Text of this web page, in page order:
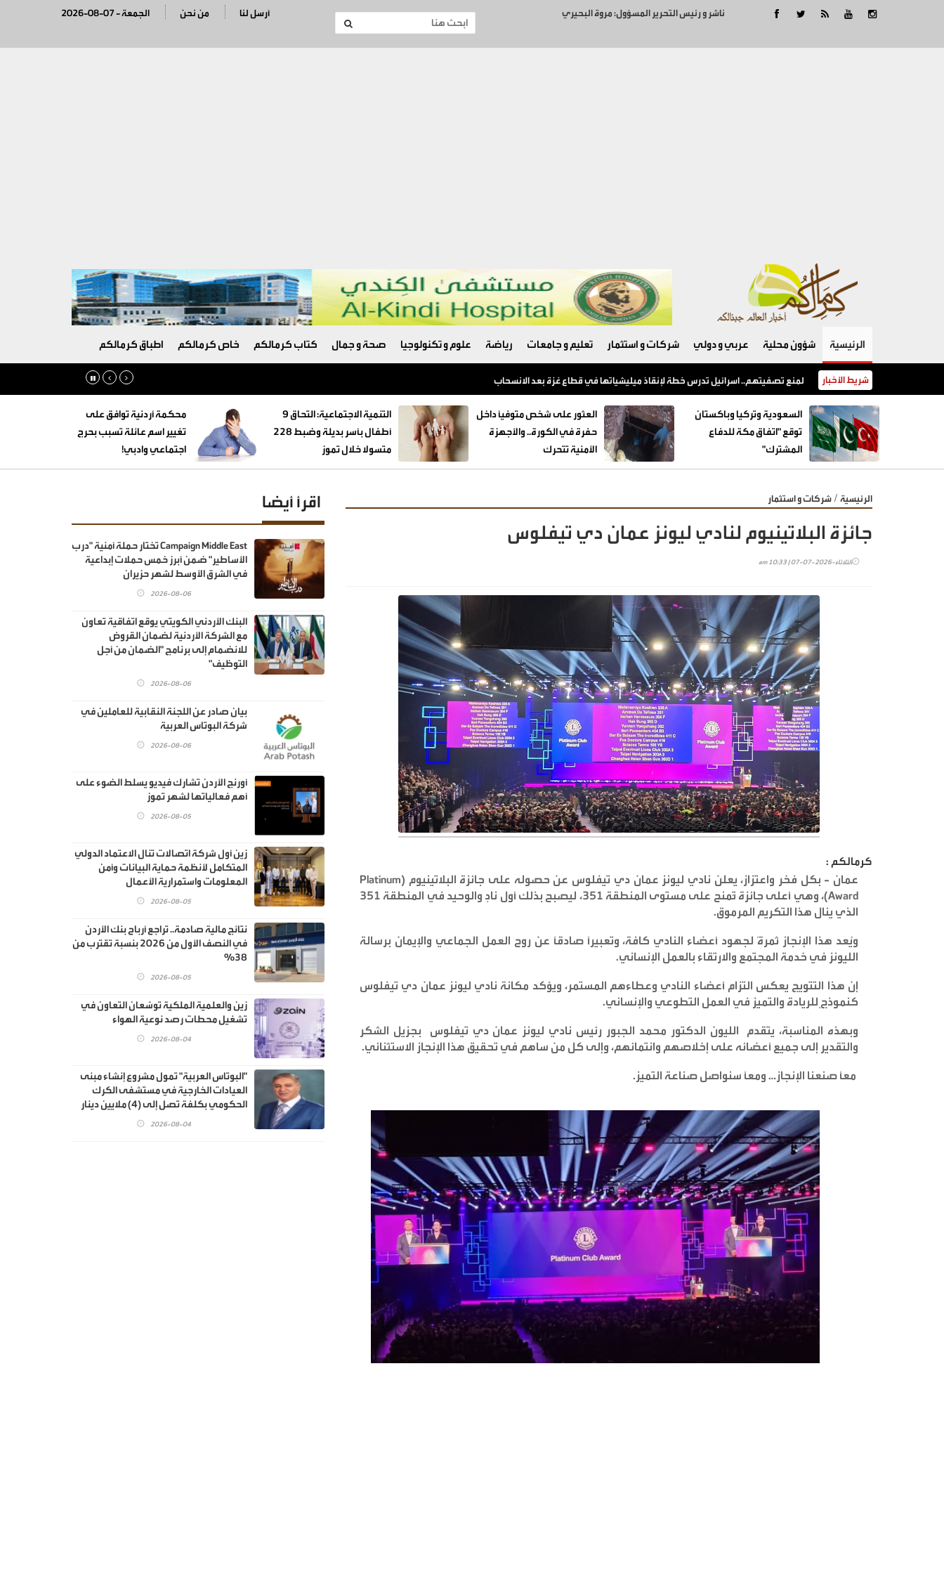
ناشر و رئيس التحرير المسؤول: مروة البحيري 2026-08-07 - الجمعة من نحن أرسل لنا
الرئيسية شؤون محلية عربي و دولي شركات و استثمار تعليم و جامعات رياضة علوم و تكنولوجيا صحة و جمال كتاب كرمالكم خاص كرمالكم اطباق كرمالكم
شريط الأخبار السعودية وتركيا وباكستان توقع "اتفاق مكة للدفاع المشترك"
السعودية وتركيا وباكستان
توقع "اتفاق مكة للدفاع
المشترك"
العثور على شخص متوفيًا داخل
حفرة في الكورة.. والأجهزة
الأمنية تتحرك
‏التنمية الاجتماعية: التحاق 9
أطفال بأسر بديلة وضبط 228
متسولا خلال تموز
محكمة أردنية توافق على
تغيير اسم عائلة تسبب بحرج
اجتماعي وادبي!
الرئيسية / شركات و استثمار
جائزة البلاتينيوم لنادي ليونز عمان دي تيفلوس
الثلاثاء-2026-07-07 | 10:33 am
كرمالكم :
عمان - بكل فخر واعتزاز، يعلن نادي ليونز عمان دي تيفلوس عن حصوله على جائزة البلاتينيوم
(Platinum
Award)
، وهي أعلى جائزة تُمنح على مستوى المنطقة 351، ليصبح بذلك أول نادٍ والوحيد في المنطقة 351
الذي ينال هذا التكريم المرموق.
ويُعد هذا الإنجاز ثمرةً لجهود أعضاء النادي كافة، وتعبيراً صادقاً عن روح العمل الجماعي والإيمان برسالة
الليونز في خدمة المجتمع والارتقاء بالعمل الإنساني.
إن هذا التتويج يعكس التزام أعضاء النادي وعطاءهم المستمر، ويؤكد مكانة نادي ليونز عمان دي تيفلوس
كنموذجٍ للريادة والتميز في العمل التطوعي والإنساني.
وبهذه المناسبة، يتقدم الليون الدكتور محمد الجبور رئيس نادي ليونز عمان دي تيفلوس بجزيل الشكر
والتقدير إلى جميع أعضائه على إخلاصهم وانتمائهم، وإلى كل من ساهم في تحقيق هذا الإنجاز الاستثنائي.
معاً صنعنا الإنجاز… ومعاً سنواصل صناعة التميز.
اقرأ أيضا
Campaign Middle East تختار حملة أمنية "درب
الأساطير" ضمن أبرز خمس حملات إبداعية
في الشرق الأوسط لشهر حزيران
2026-08-06
البنك الأردني الكويتي يوقع اتفاقية تعاون
مع الشركة الأردنية لضمان القروض
للانضمام إلى برنامج "الضمان من أجل
التوظيف"
2026-08-06
بيان صادر عن اللجنة النقابية للعاملين في
شركة البوتاس العربية
2026-08-06
أورنج الأردن تشارك فيديو يسلط الضوء على
أهم فعالياتها لشهر تموز
2026-08-05
زين أول شركة اتصالات تنال الاعتماد الدولي
المتكامل لأنظمة حماية البيانات وأمن
المعلومات واستمرارية الأعمال
2026-08-05
نتائج مالية صادمة.. تراجع أرباح بنك الأردن
في النصف الأول من 2026 بنسبة تقترب من
38%
2026-08-05
زين والعلمية الملكية توسّعان التعاون في
تشغيل محطات رصد نوعية الهواء
2026-08-04
"البوتاس العربية" تمول مشروع إنشاء مبنى
العيادات الخارجية في مستشفى الكرك
الحكومي بكلفة تصل إلى (4) ملايين دينار
2026-08-04